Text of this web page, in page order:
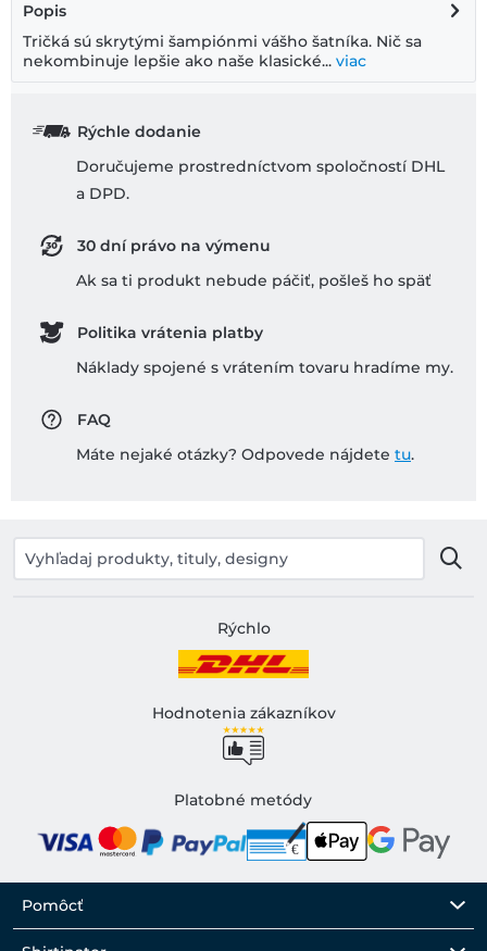
Popis
Tričká sú skrytými šampiónmi vášho šatníka. Nič sa
nekombinuje lepšie ako naše klasické... viac
Rýchle dodanie
Doručujeme prostredníctvom spoločností DHL
a DPD.
30 dní právo na výmenu
Ak sa ti produkt nebude páčiť, pošleš ho späť
Politika vrátenia platby
Náklady spojené s vrátením tovaru hradíme my.
FAQ
Máte nejaké otázky? Odpovede nájdete tu.
Rýchlo
Hodnotenia zákazníkov
Platobné metódy
Pomôcť